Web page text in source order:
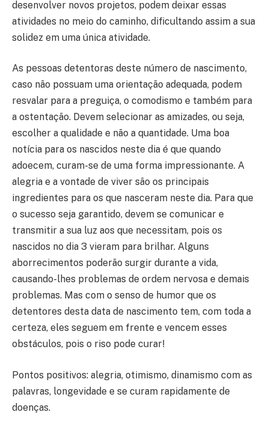
desenvolver novos projetos, podem deixar essas
atividades no meio do caminho, dificultando assim a sua
solidez em uma única atividade.
As pessoas detentoras deste número de nascimento,
caso não possuam uma orientação adequada, podem
resvalar para a preguiça, o comodismo e também para
a ostentação. Devem selecionar as amizades, ou seja,
escolher a qualidade e não a quantidade. Uma boa
notícia para os nascidos neste dia é que quando
adoecem, curam-se de uma forma impressionante. A
alegria e a vontade de viver são os principais
ingredientes para os que nasceram neste dia. Para que
o sucesso seja garantido, devem se comunicar e
transmitir a sua luz aos que necessitam, pois os
nascidos no dia 3 vieram para brilhar. Alguns
aborrecimentos poderão surgir durante a vida,
causando-lhes problemas de ordem nervosa e demais
problemas. Mas com o senso de humor que os
detentores desta data de nascimento tem, com toda a
certeza, eles seguem em frente e vencem esses
obstáculos, pois o riso pode curar!
Pontos positivos: alegria, otimismo, dinamismo com as
palavras, longevidade e se curam rapidamente de
doenças.